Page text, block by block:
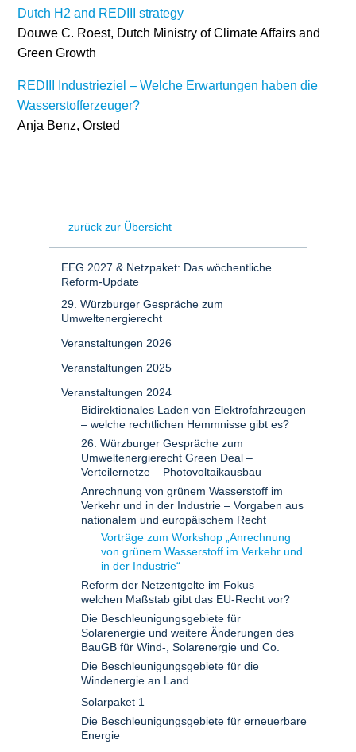
Dutch H2 and REDIII strategy
Douwe C. Roest, Dutch Ministry of Climate Affairs and
Green Growth
REDIII Industrieziel – Welche Erwartungen haben die
Wasserstofferzeuger?
Anja Benz, Orsted
zurück zur Übersicht
EEG 2027 & Netzpaket: Das wöchentliche
Reform-Update
29. Würzburger Gespräche zum
Umweltenergierecht
Veranstaltungen 2026
Veranstaltungen 2025
Veranstaltungen 2024
Bidirektionales Laden von Elektrofahrzeugen
– welche rechtlichen Hemmnisse gibt es?
26. Würzburger Gespräche zum
Umweltenergierecht Green Deal –
Verteilernetze – Photovoltaikausbau
Anrechnung von grünem Wasserstoff im
Verkehr und in der Industrie – Vorgaben aus
nationalem und europäischem Recht
Vorträge zum Workshop „Anrechnung
von grünem Wasserstoff im Verkehr und
in der Industrie“
Reform der Netzentgelte im Fokus –
welchen Maßstab gibt das EU-Recht vor?
Die Beschleunigungsgebiete für
Solarenergie und weitere Änderungen des
BauGB für Wind-, Solarenergie und Co.
Die Beschleunigungsgebiete für die
Windenergie an Land
Solarpaket 1
Die Beschleunigungsgebiete für erneuerbare
Energie